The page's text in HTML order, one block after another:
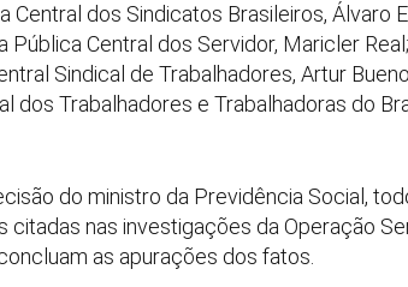
Central dos Sindicatos Brasileiros, Álvaro
Pública Central dos Servidor, Maricler Real;
Sindical de Trabalhadores, Artur
dos Trabalhadores e Trabalhadoras do
do ministro da Previdência Social,
citadas nas investigações da Operação
as apurações dos fatos.